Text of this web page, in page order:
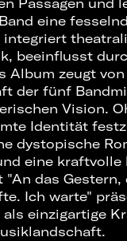
Passagen und
eine
beeinflusst
Album zeugt
der fünf
Vision.
Identität
dystopische
eine
"An das Gestern,
Ich warte"
einzigartige